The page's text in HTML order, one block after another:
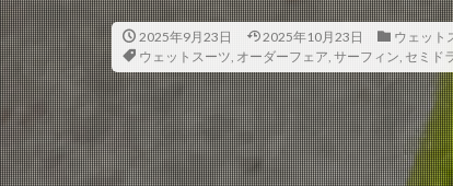
2025年9月23日 2025年10月23日
ウェット
ウェットスーツ, オーダーフェア, サーフィン, セミド